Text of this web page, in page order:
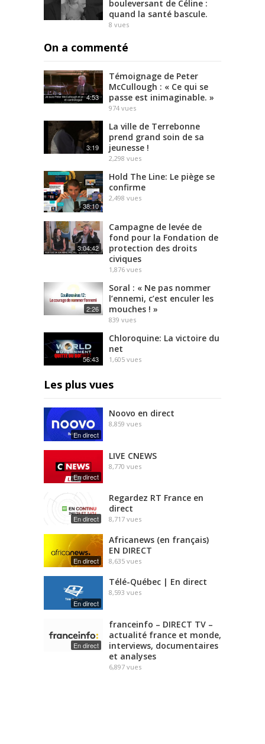
bouleversant de Céline :
quand la santé bascule.
8 vues
On a commenté
4:53
Témoignage de Peter
McCullough : « Ce qui se
passe est inimaginable. »
974 vues
3:19
La ville de Terrebonne
prend grand soin de sa
jeunesse !
2,298 vues
38:10
Hold The Line: Le piège se
confirme
2,498 vues
3:04:42
Campagne de levée de
fond pour la Fondation de
protection des droits
civiques
1,876 vues
2:26
Soral : « Ne pas nommer
l’ennemi, c’est enculer les
mouches ! »
839 vues
56:43
Chloroquine: La victoire du
net
1,605 vues
Les plus vues
En direct
Noovo en direct
8,859 vues
En direct
LIVE CNEWS
8,770 vues
En direct
Regardez RT France en
direct
8,717 vues
En direct
Africanews (en français)
EN DIRECT
8,635 vues
En direct
Télé-Québec | En direct
8,593 vues
En direct
franceinfo – DIRECT TV –
actualité france et monde,
interviews, documentaires
et analyses
6,897 vues